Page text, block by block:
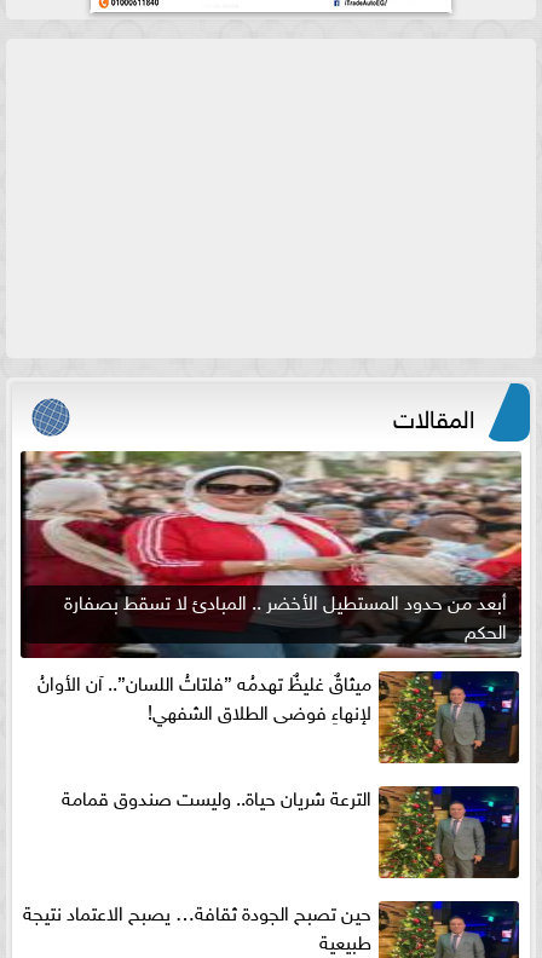
المقالات
أبعد من حدود المستطيل الأخضر .. المبادئ لا تسقط بصفارة
الحكم
ميثاقٌ غليظٌ تهدمُه ”فلتاتُ اللسان”.. آن الأوانُ
لإنهاءِ فوضى الطلاق الشفهي!
الترعة شريان حياة.. وليست صندوق قمامة
حين تصبح الجودة ثقافة… يصبح الاعتماد نتيجة
طبيعية